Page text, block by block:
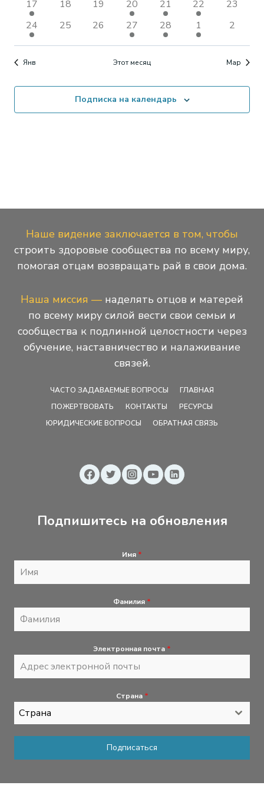
1
мероприятие
17
0
18
0
события
19
2
события
20
1
мероприятие
21
2
события
22
0
23
2
события
24
0
25
0
события
26
1
мероприятие
27
1
мероприятие
28
3
события
1
0
2
Янв Этот месяц Мар
Подписка на календарь
Наше видение заключается в том, чтобы
строить здоровые сообщества по всему миру,
помогая отцам возвращать рай в свои дома.
Наша миссия — наделять отцов и матерей
по всему миру силой вести свои семьи и
сообщества к подлинной целостности через
обучение, наставничество и налаживание
связей.
ЧАСТО ЗАДАВАЕМЫЕ ВОПРОСЫ
ГЛАВНАЯ
ПОЖЕРТВОВАТЬ
КОНТАКТЫ
РЕСУРСЫ
ЮРИДИЧЕСКИЕ ВОПРОСЫ
ОБРАТНАЯ СВЯЗЬ
Подпишитесь на обновления
Имя *
Фамилия *
Электронная почта *
Страна *
Страна
Подписаться